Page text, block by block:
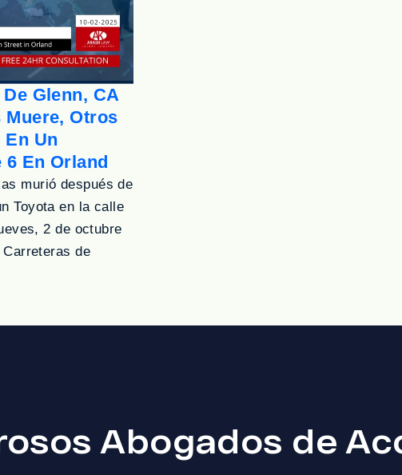
Glenn, CA
Muere, Otros
Un
6 En Orland
murió después de
Toyota en la calle
2 de octubre
de
Abogados de